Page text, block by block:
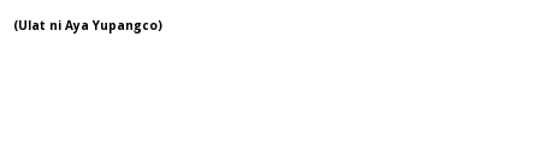
(Ulat ni Aya Yupangco)